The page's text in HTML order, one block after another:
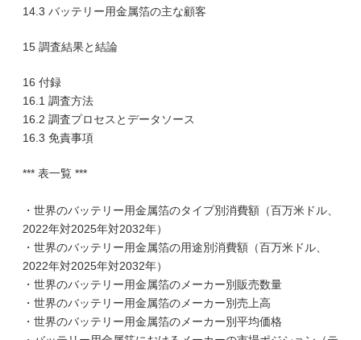
14.3 バッテリー用金属箔の主な顧客
15 調査結果と結論
16 付録
16.1 調査方法
16.2 調査プロセスとデータソース
16.3 免責事項
*** 表一覧 ***
・世界のバッテリー用金属箔のタイプ別消費額（百万米ドル、
2022年対2025年対2032年）
・世界のバッテリー用金属箔の用途別消費額（百万米ドル、
2022年対2025年対2032年）
・世界のバッテリー用金属箔のメーカー別販売数量
・世界のバッテリー用金属箔のメーカー別売上高
・世界のバッテリー用金属箔のメーカー別平均価格